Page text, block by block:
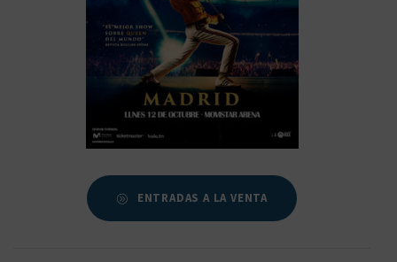
ENTRADAS A LA VENTA